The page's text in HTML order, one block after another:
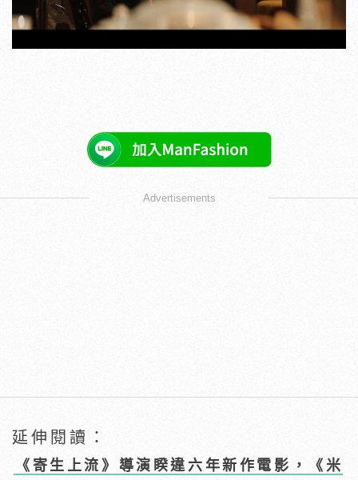
Advertisements
延伸閱讀：
《寄生上流》導演睽違六年新作電影，《米